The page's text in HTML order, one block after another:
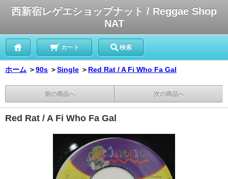
西新宿レゲエショップナット / Reggae Shop
NAT
カート 検索
ホーム ＞90s ＞Single ＞ Red Rat / A Fi Who Fa Gal
前の商品へ 次の商品へ
Red Rat / A Fi Who Fa Gal